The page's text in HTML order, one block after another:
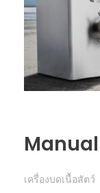
เครื่องบดเนื้อสัตว์